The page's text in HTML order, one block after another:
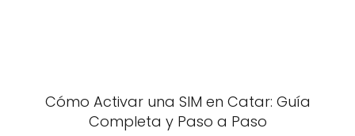
Cómo Activar una SIM en Catar: Guía
Completa y Paso a Paso